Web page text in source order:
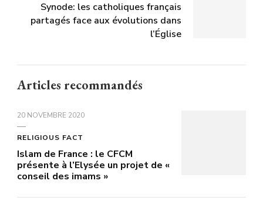
Synode: les catholiques français
partagés face aux évolutions dans
l’Église
Articles recommandés
20 NOVEMBRE 2020
RELIGIOUS FACT
Islam de France : le CFCM
présente à l’Elysée un projet de «
conseil des imams »